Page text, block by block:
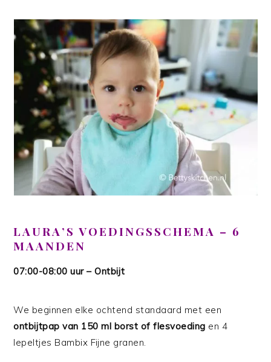
LAURA’S VOEDINGSSCHEMA – 6
MAANDEN
07:00-08:00 uur – Ontbijt
We beginnen elke ochtend standaard met een
ontbijtpap van 150 ml borst of flesvoeding en 4
lepeltjes Bambix Fijne granen.